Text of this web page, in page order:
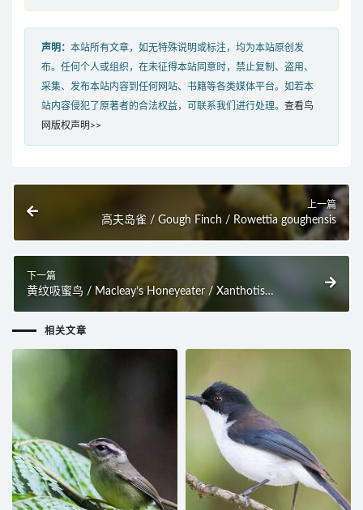
声明： 本站所有文章，如无特殊说明或标注，均为本站原创发
布。任何个人或组织，在未征得本站同意时，禁止复制、盗用、
采集、发布本站内容到任何网站、书籍等各类媒体平台。如若本
站内容侵犯了原著者的合法权益，可联系我们进行处理。 查看鸟
网版权声明>>
上一篇
高夫岛雀 / Gough Finch / Rowettia goughensis
下一篇
黄纹吸蜜鸟 / Macleay’s Honeyeater / Xanthotis
相关文章